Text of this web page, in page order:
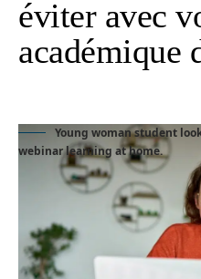
éviter avec
académique
Young woman student
webinar learning at home.